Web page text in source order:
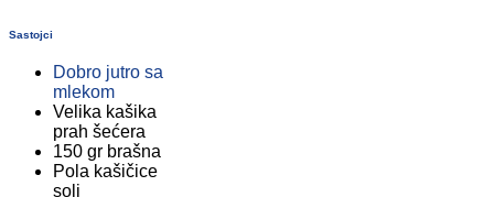
Sastojci
Dobro jutro sa
mlekom
Velika kašika
prah šećera
150 gr brašna
Pola kašičice
soli